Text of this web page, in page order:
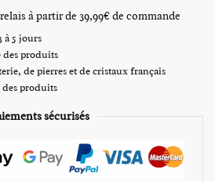
à partir de 39,99€ de commande
à 5 jours
des produits
de pierres et de cristaux français
produits
sécurisés